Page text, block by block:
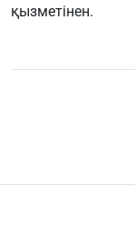
қызметінен.